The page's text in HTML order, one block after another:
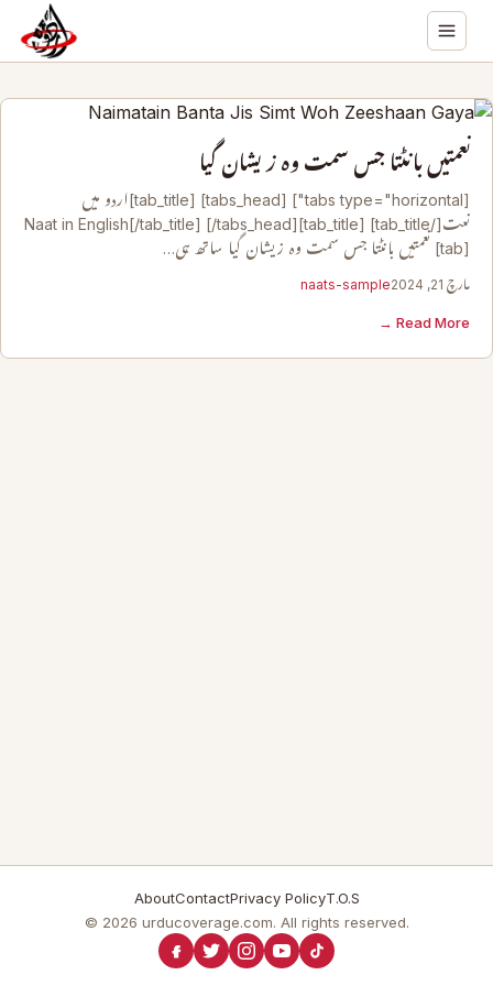
نعمتیں بانٹتا جس سمت وہ زیشان گیا
[tabs type="horizontal"] [tabs_head] [tab_title]اردو میں
نعت[/tab_title] [tab_title]Naat in English[/tab_title] [/tabs_head]
[tab] نعمتیں بانٹتا جس سمت وہ زیشان گیا ساتھ ہی…
مارچ 21, 2024 naats-sample
Read More →
AboutContactPrivacy PolicyT.O.S
© 2026 urducoverage.com. All rights reserved.